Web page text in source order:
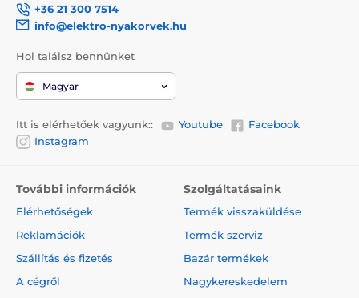
+36 21 300 7514
info@elektro-nyakorvek.hu
Hol találsz bennünket
Magyar
Itt is elérhetőek vagyunk:: Youtube
Facebook
Instagram
További információk
Elérhetőségek
Reklamációk
Szállítás és fizetés
A cégről
Szolgáltatásaink
Termék visszaküldése
Termék szerviz
Bazár termékek
Nagykereskedelem